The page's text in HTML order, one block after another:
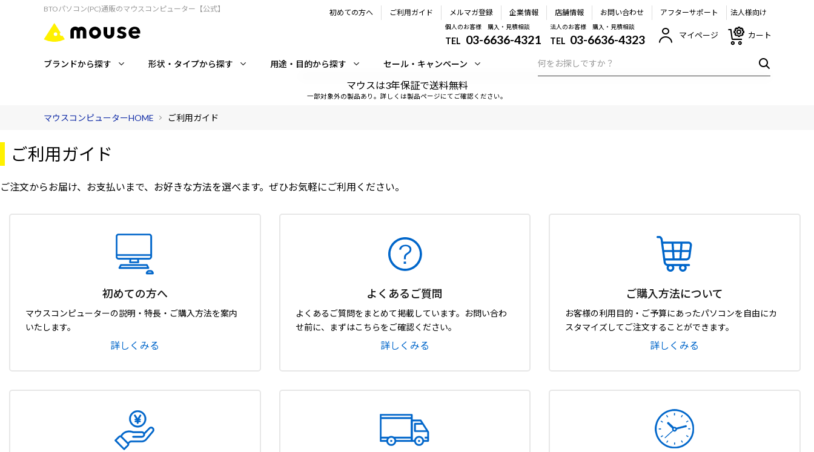
BTOパソコン(PC)通販のマウスコンピューター【公式】 初めての方へ ご利用ガイド メルマガ登録 企業情報 店舗情報 お問い合わせ アフターサポート 法人様向け
個人のお客様 購入・見積相談
TEL 03-6636-4321
法人のお客様 購入・見積相談
TEL 03-6636-4323 マイページ カート
ブランドから探す 形状・タイプから探す 用途・目的から探す セール・キャンペーン
マウスは3年保証で送料無料
一部対象外の製品あり。詳しくは製品ページにてご確認ください。
マウスコンピューターHOME ご利用ガイド
ご利用ガイド
ご注文からお届け、お支払いまで、お好きな方法を選べます。ぜひお気軽にご利用ください。
初めての方へ
マウスコンピューターの説明・特長・ご購入方法を案内
いたします。
詳しくみる
よくあるご質問
よくあるご質問をまとめて掲載しています。お問い合わ
せ前に、まずはこちらをご確認ください。
詳しくみる
ご購入方法について
お客様の利用目的・ご予算にあったパソコンを自由にカ
スタマイズしてご注文することができます。
詳しくみる